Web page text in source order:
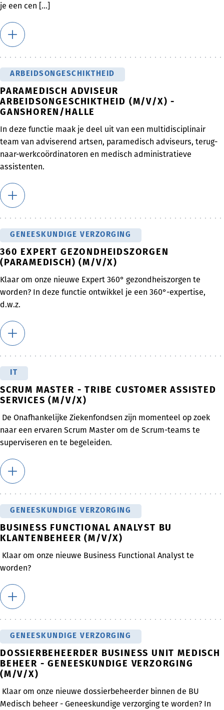
je een cen [...]
ARBEIDSONGESCHIKTHEID
PARAMEDISCH ADVISEUR
ARBEIDSONGESCHIKTHEID (M/V/X) -
GANSHOREN/HALLE
In deze functie maak je deel uit van een multidisciplinair
team van adviserend artsen, paramedisch adviseurs, terug-
naar-werkcoördinatoren en medisch administratieve
assistenten.
GENEESKUNDIGE VERZORGING
360 EXPERT GEZONDHEIDSZORGEN
(PARAMEDISCH) (M/V/X)
Klaar om onze nieuwe Expert 360° gezondheiszorgen te
worden? In deze functie ontwikkel je een 360°-expertise,
d.w.z.
SCRUM MASTER - TRIBE CUSTOMER ASSISTED
SERVICES (M/V/X)
De Onafhankelijke Ziekenfondsen zijn momenteel op zoek
naar een ervaren Scrum Master om de Scrum-teams te
superviseren en te begeleiden.
GENEESKUNDIGE VERZORGING
BUSINESS FUNCTIONAL ANALYST BU
KLANTENBEHEER (M/V/X)
Klaar om onze nieuwe Business Functional Analyst te
worden?
GENEESKUNDIGE VERZORGING
DOSSIERBEHEERDER BUSINESS UNIT MEDISCH
BEHEER - GENEESKUNDIGE VERZORGING
(M/V/X)
Klaar om onze nieuwe dossierbeheerder binnen de BU
Medisch beheer - Geneeskundige verzorging te worden? In